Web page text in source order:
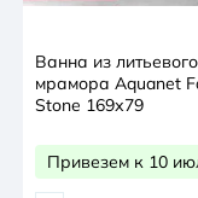
Ванна из литьевого
мрамора Aquanet
Stone 169х79
Привезем к 10